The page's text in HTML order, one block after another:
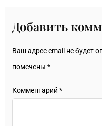
Добавить
Ваш адрес email не будет
помечены *
Комментарий *